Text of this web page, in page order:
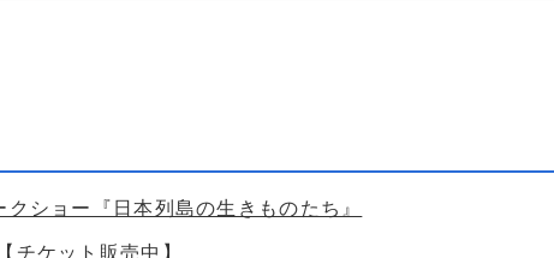
ョー『日本列島の生きものたち』
ケット販売中】